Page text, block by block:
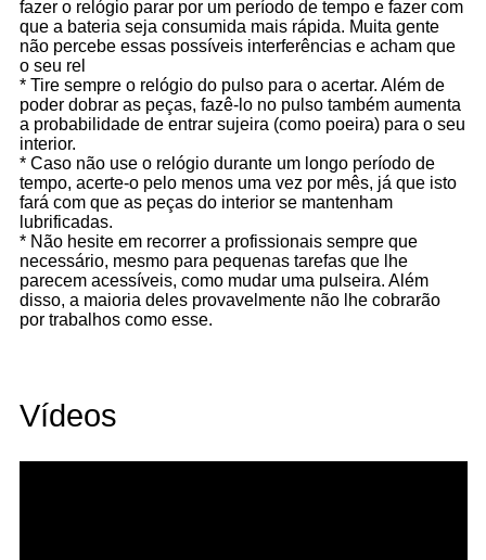
fazer o relógio parar por um período de tempo e fazer com
que a bateria seja consumida mais rápida. Muita gente
não percebe essas possíveis interferências e acham que
o seu rel
* Tire sempre o relógio do pulso para o acertar. Além de
poder dobrar as peças, fazê-lo no pulso também aumenta
a probabilidade de entrar sujeira (como poeira) para o seu
interior.
* Caso não use o relógio durante um longo período de
tempo, acerte-o pelo menos uma vez por mês, já que isto
fará com que as peças do interior se mantenham
lubrificadas.
* Não hesite em recorrer a profissionais sempre que
necessário, mesmo para pequenas tarefas que lhe
parecem acessíveis, como mudar uma pulseira. Além
disso, a maioria deles provavelmente não lhe cobrarão
por trabalhos como esse.
Vídeos